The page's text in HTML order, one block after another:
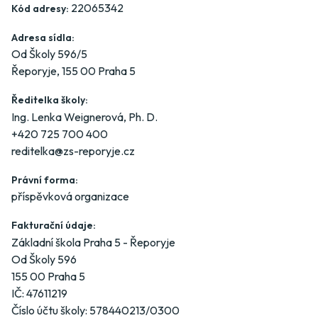
Kód adresy: 22065342
Adresa sídla:
Od Školy 596/5
Řeporyje, 155 00 Praha 5
Ředitelka školy:
Ing. Lenka Weignerová, Ph. D.
+420 725 700 400
reditelka@zs-reporyje.cz
Právní forma:
příspěvková organizace
Fakturační údaje:
Základní škola Praha 5 - Řeporyje
Od Školy 596
155 00 Praha 5
IČ: 47611219
Číslo účtu školy: 578440213/0300